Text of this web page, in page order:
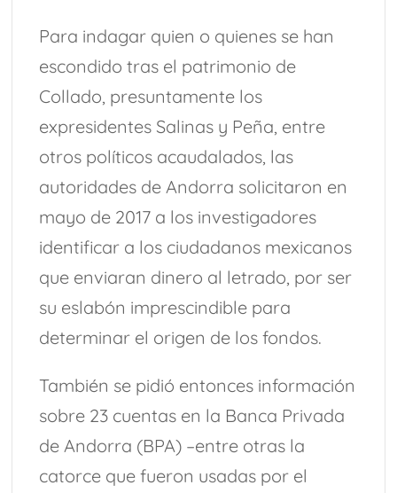
Para indagar quien o quienes se han
escondido tras el patrimonio de
Collado, presuntamente los
expresidentes Salinas y Peña, entre
otros políticos acaudalados, las
autoridades de Andorra solicitaron en
mayo de 2017 a los investigadores
identificar a los ciudadanos mexicanos
que enviaran dinero al letrado, por ser
su eslabón imprescindible para
determinar el origen de los fondos.
También se pidió entonces información
sobre 23 cuentas en la Banca Privada
de Andorra (BPA) –entre otras la
catorce que fueron usadas por el